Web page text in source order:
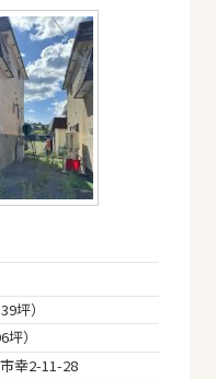
坪）
）
幸2-11-28